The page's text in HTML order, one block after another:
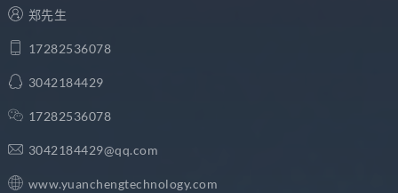
郑先生
17282536078
3042184429
17282536078
3042184429@qq.com
www.yuanchengtechnology.com